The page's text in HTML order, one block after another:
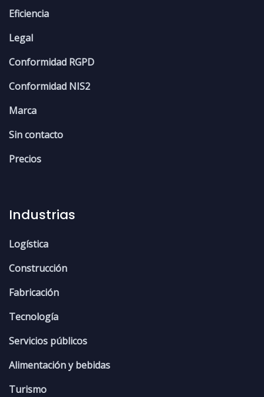
Eficiencia
Legal
Conformidad RGPD
Conformidad NIS2
Marca
Sin contacto
Precios
Industrias
Logística
Construcción
Fabricación
Tecnología
Servicios públicos
Alimentación y bebidas
Turismo